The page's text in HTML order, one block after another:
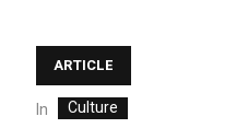
ARTICLE
In Culture